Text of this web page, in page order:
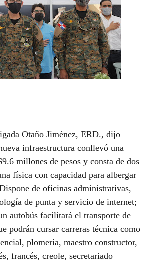
Otaño Jiménez, ERD., dijo
infraestructura conllevó una
millones de pesos y consta de dos
física con capacidad para albergar
de oficinas administrativas,
de punta y servicio de internet;
autobús facilitará el transporte de
podrán cursar carreras técnica como
plomería, maestro constructor,
francés, creole, secretariado